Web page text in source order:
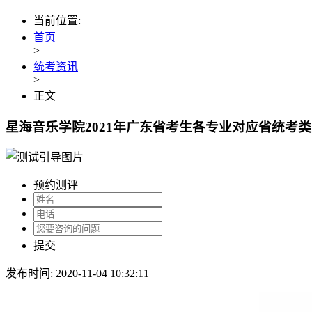
当前位置:
首页
>
统考资讯
>
正文
星海音乐学院2021年广东省考生各专业对应省统考
预约测评
提交
发布时间: 2020-11-04 10:32:11